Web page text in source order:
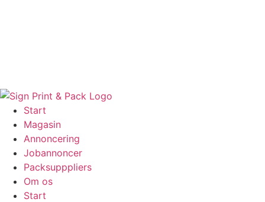
Start
Magasin
Annoncering
Jobannoncer
Packsupppliers
Om os
Start